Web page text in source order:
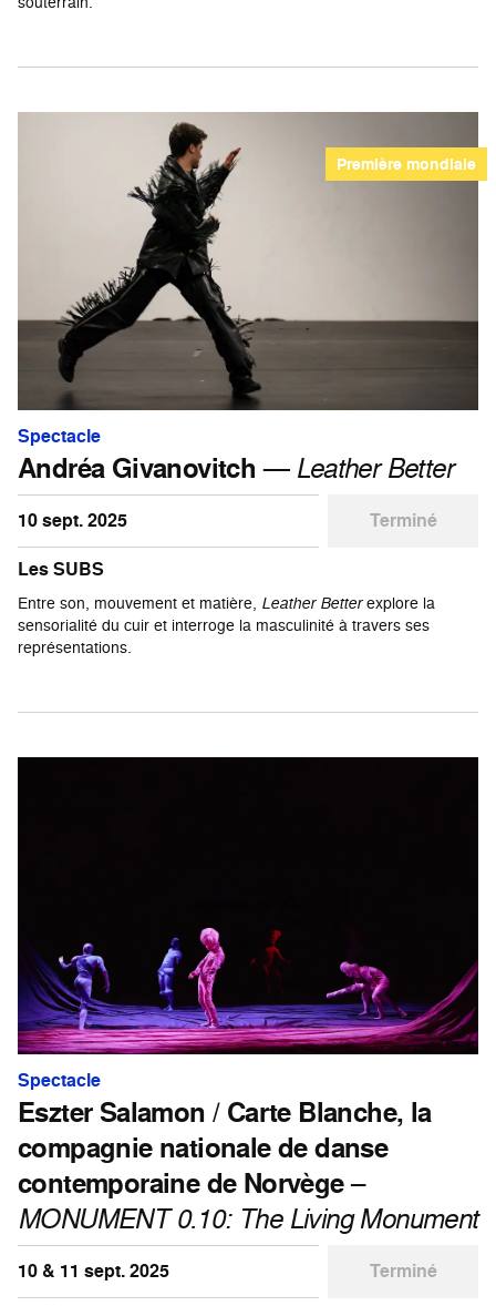
Première mondiale
Spectacle
Andréa Givanovitch — Leather Better
10 sept. 2025
Terminé
Les SUBS
Entre son, mouvement et matière, Leather Betterexplore la
sensorialité du cuir et interroge la masculinité à travers ses
représentations.
Spectacle
Eszter Salamon / Carte Blanche, la
compagnie nationale de danse
contemporaine de Norvège–
MONUMENT 0.10: The Living Monument
10 & 11 sept. 2025
Terminé